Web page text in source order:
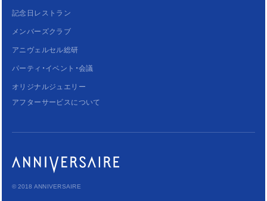
© 2018 ANNIVERSAIRE
記念日レストラン
メンバーズクラブ
アニヴェルセル総研
パーティ・イベント・会議
オリジナルジュエリー
アフターサービスについて